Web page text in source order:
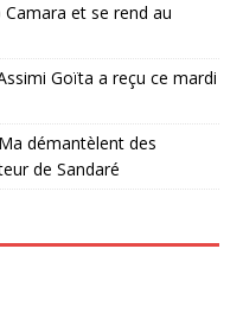
et se rend au
Goïta a reçu ce mardi
démantèlent des
de Sandaré